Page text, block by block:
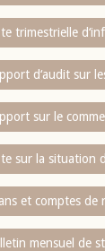
trimestrielle
d‘audit sur
sur le
sur la situation
et comptes de
mensuel de